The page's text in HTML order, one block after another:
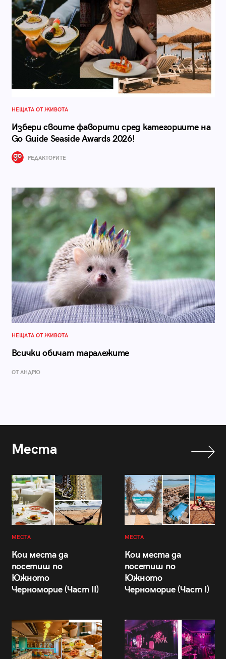
НЕЩАТА ОТ ЖИВОТА
Избери своите фаворити сред категориите на
Go Guide Seaside Awards 2026!
РЕДАКТОРИТЕ
НЕЩАТА ОТ ЖИВОТА
Всички обичат таралежите
ОТ АНДРЮ
Места
МЕСТА
Кои места да
посетиш по
Южното
Черноморие (Част II)
МЕСТА
Кои места да
посетиш по
Южното
Черноморие (Част I)